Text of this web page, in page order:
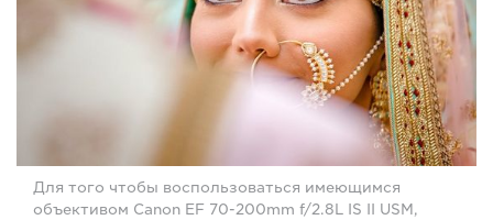
Для того чтобы воспользоваться имеющимся
объективом Canon EF 70-200mm f/2.8L IS II USM,